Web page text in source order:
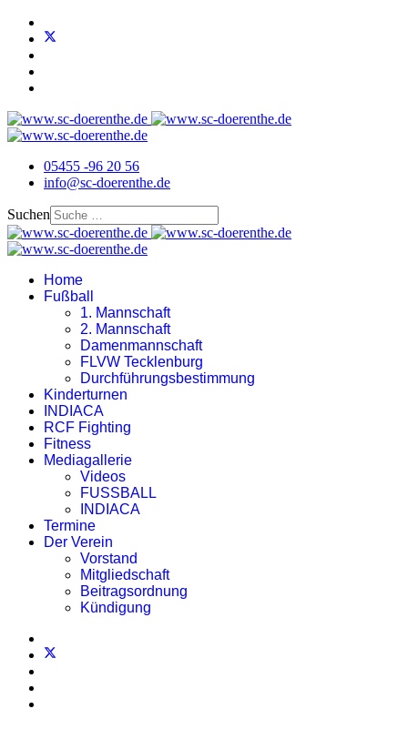
05455 -96 20 56
info@sc-doerenthe.de
Suchen
Home
Fußball
1. Mannschaft
2. Mannschaft
Damenmannschaft
FLVW Tecklenburg
Durchführungsbestimmung
Kinderturnen
INDIACA
RCF Fighting
Fitness
Mediagallerie
Videos
FUSSBALL
INDIACA
Termine
Der Verein
Vorstand
Mitgliedschaft
Beitragsordnung
Kündigung